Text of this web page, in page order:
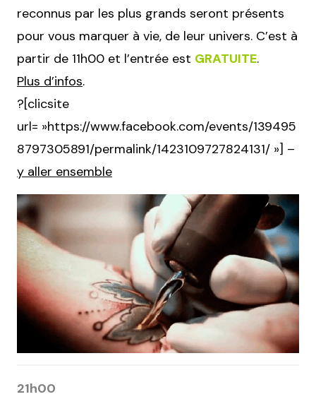
reconnus par les plus grands seront présents
pour vous marquer à vie, de leur univers. C’est à
partir de 11h00 et l’entrée est GRATUITE.
Plus d’infos.
?[clicsite
url= »https://www.facebook.com/events/139495
8797305891/permalink/1423109727824131/ »] –
y aller ensemble
21h00